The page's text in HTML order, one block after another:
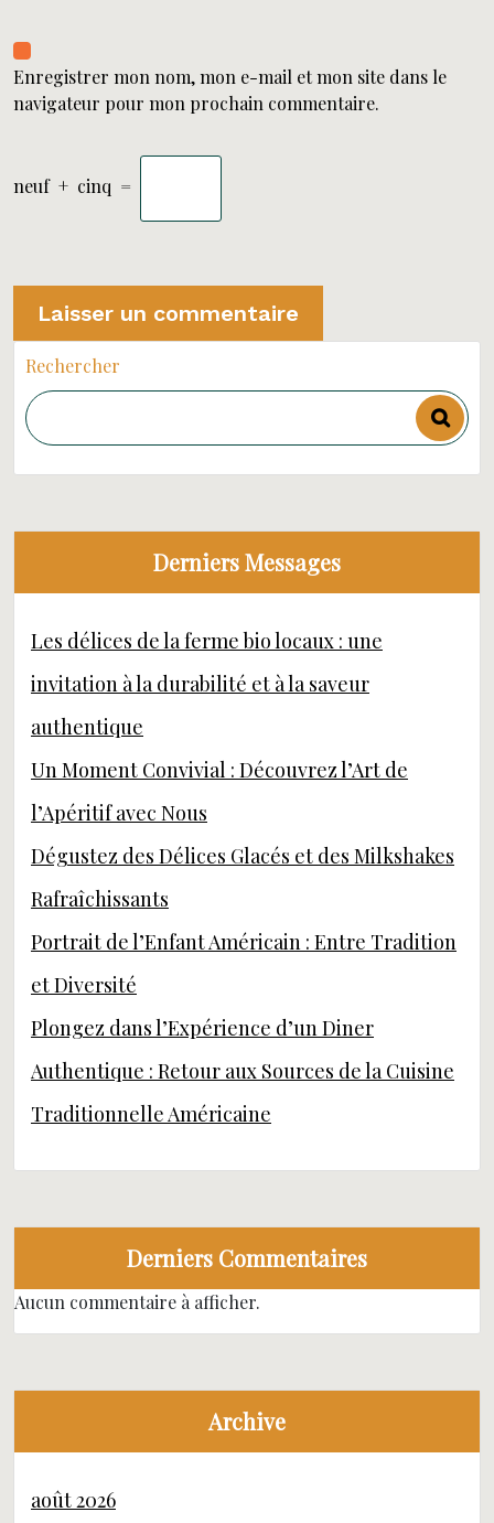
Enregistrer mon nom, mon e-mail et mon site dans le
navigateur pour mon prochain commentaire.
neuf + cinq =
Rechercher
Derniers Messages
Les délices de la ferme bio locaux : une
invitation à la durabilité et à la saveur
authentique
Un Moment Convivial : Découvrez l’Art de
l’Apéritif avec Nous
Dégustez des Délices Glacés et des Milkshakes
Rafraîchissants
Portrait de l’Enfant Américain : Entre Tradition
et Diversité
Plongez dans l’Expérience d’un Diner
Authentique : Retour aux Sources de la Cuisine
Traditionnelle Américaine
Derniers Commentaires
Aucun commentaire à afficher.
Archive
août 2026